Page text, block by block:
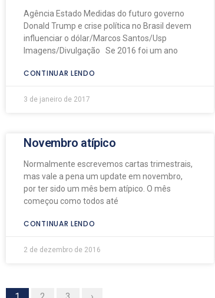
Agência Estado Medidas do futuro governo
Donald Trump e crise política no Brasil devem
influenciar o dólar/Marcos Santos/Usp
Imagens/Divulgação Se 2016 foi um ano
CONTINUAR LENDO
3 de janeiro de 2017
Novembro atípico
Normalmente escrevemos cartas trimestrais,
mas vale a pena um update em novembro,
por ter sido um mês bem atípico. O mês
começou como todos até
CONTINUAR LENDO
2 de dezembro de 2016